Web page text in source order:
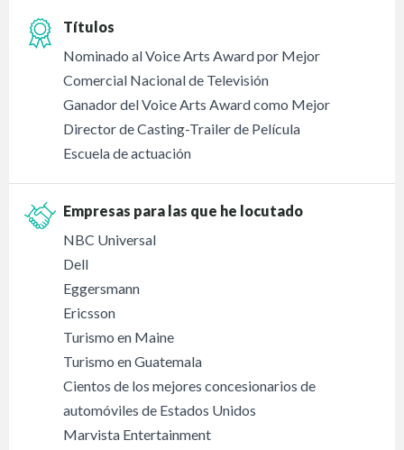
Títulos
Nominado al Voice Arts Award por Mejor
Comercial Nacional de Televisión
Ganador del Voice Arts Award como Mejor
Director de Casting-Trailer de Película
Escuela de actuación
Empresas para las que he locutado
NBC Universal
Dell
Eggersmann
Ericsson
Turismo en Maine
Turismo en Guatemala
Cientos de los mejores concesionarios de
automóviles de Estados Unidos
Marvista Entertainment